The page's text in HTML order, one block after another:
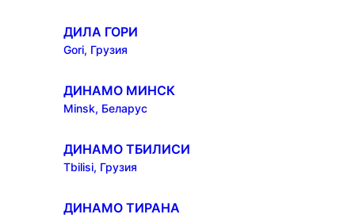
ДИЛА ГОРИ
Gori, Грузия
ДИНАМО МИНСК
Minsk, Беларус
ДИНАМО ТБИЛИСИ
Tbilisi, Грузия
ДИНАМО ТИРАНА